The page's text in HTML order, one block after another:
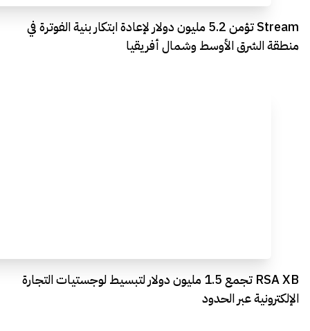
Stream تؤمن 5.2 مليون دولار لإعادة ابتكار بنية الفوترة في
منطقة الشرق الأوسط وشمال أفريقيا
RSA XB تجمع 1.5 مليون دولار لتبسيط لوجستيات التجارة
الإلكترونية عبر الحدود